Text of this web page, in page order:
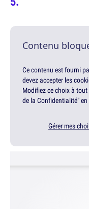
Contenu
Ce contenu est fourni
devez accepter les
Modifiez ce choix à
de la Confidentialité"
Gérer mes